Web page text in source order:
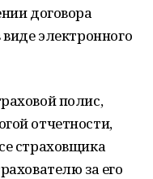
договора
виде электронного
полис,
отчетности,
страховщика
за его